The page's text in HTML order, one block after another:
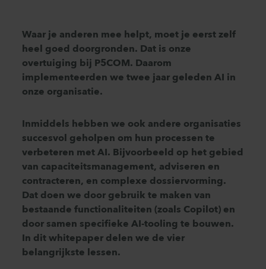
Waar je anderen mee helpt, moet je eerst zelf
heel goed doorgronden. Dat is onze
overtuiging bij P5COM. Daarom
implementeerden we twee jaar geleden AI in
onze organisatie.
Inmiddels hebben we ook andere organisaties
succesvol geholpen om hun processen te
verbeteren met AI. Bijvoorbeeld op het gebied
van capaciteitsmanagement, adviseren en
contracteren, en complexe dossiervorming.
Dat doen we door gebruik te maken van
bestaande functionaliteiten (zoals Copilot) en
door samen specifieke AI-tooling te bouwen.
In dit whitepaper delen we de vier
belangrijkste lessen.